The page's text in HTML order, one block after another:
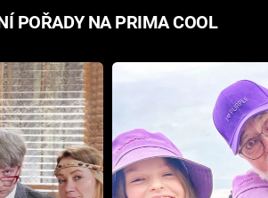
POŘADY NA PRIMA COOL